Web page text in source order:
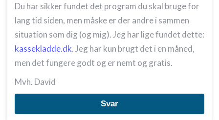
Du har sikker fundet det program du skal bruge for
lang tid siden, men måske er der andre i sammen
situation som dig (og mig). Jeg har lige fundet dette:
kassekladde.dk. Jeg har kun brugt det i en måned,
men det fungere godt og er nemt og gratis.
Mvh. David
Svar